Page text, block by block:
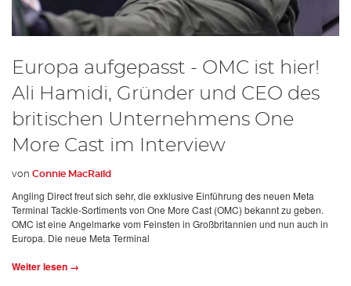
Europa aufgepasst - OMC ist hier!
Ali Hamidi, Gründer und CEO des
britischen Unternehmens One
More Cast im Interview
von Connie MacRaild
Angling Direct freut sich sehr, die exklusive Einführung des neuen Meta
Terminal Tackle-Sortiments von One More Cast (OMC) bekannt zu geben.
OMC ist eine Angelmarke vom Feinsten in Großbritannien und nun auch in
Europa. Die neue Meta Terminal
Weiter lesen →